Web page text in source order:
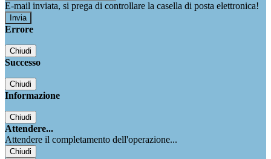
E-mail inviata, si prega di controllare la casella di posta elettronica!
Errore
Chiudi
Successo
Chiudi
Informazione
Chiudi
Attendere...
Attendere il completamento dell'operazione...
Chiudi